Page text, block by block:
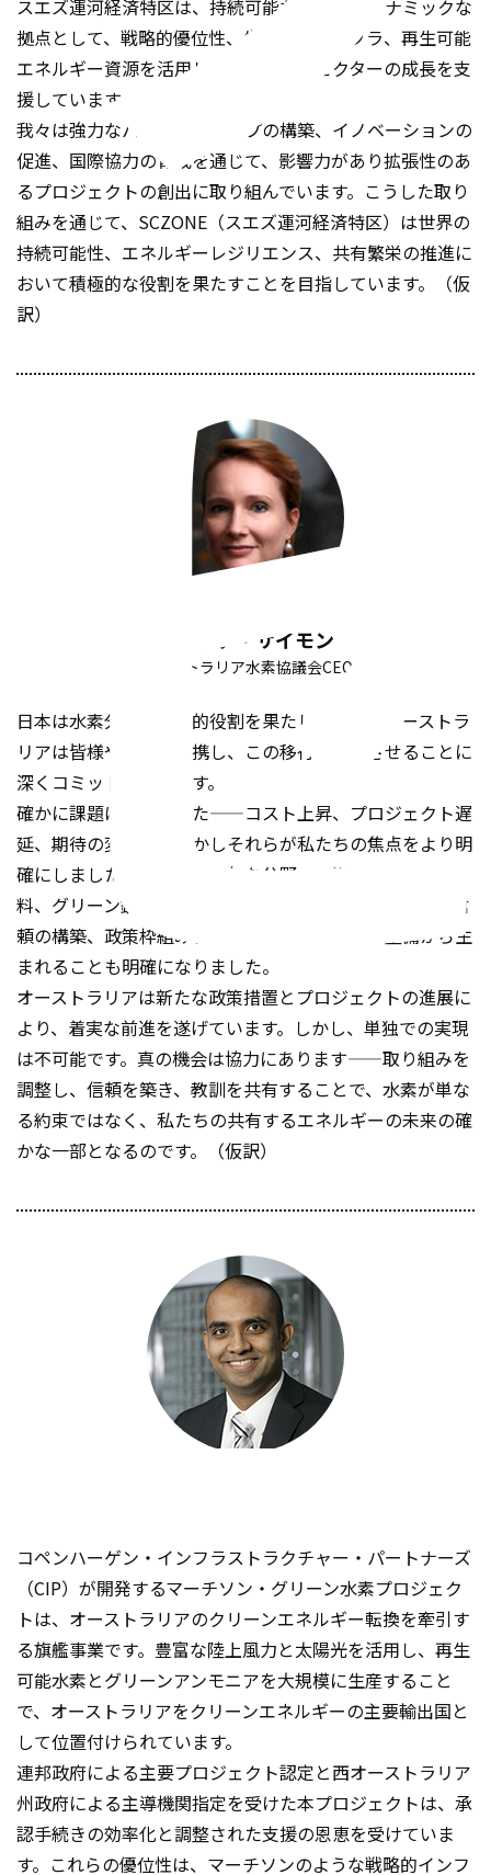
スエズ運河経済特区は、持続可能な産業のダイナミックな
拠点として、戦略的優位性、先進的なインフラ、再生可能
エネルギー資源を活用し、未来志向のセクターの成長を支
援しています。
我々は強力なパートナーシップの構築、イノベーションの
促進、国際協力の育成を通じて、影響力があり拡張性のあ
るプロジェクトの創出に取り組んでいます。こうした取り
組みを通じて、SCZONE（スエズ運河経済特区）は世界の
持続可能性、エネルギーレジリエンス、共有繁栄の推進に
おいて積極的な役割を果たすことを目指しています。（仮
訳）
フィオナ・サイモン
オーストラリア水素協議会CEO
日本は水素分野で主導的役割を果たしており、オーストラ
リアは皆様や他国と連携し、この移行を成功させることに
深くコミットしています。
確かに課題はありました——コスト上昇、プロジェクト遅
延、期待の変化——しかしそれらが私たちの焦点をより明
確にしました。水素が不可欠な分野——海運、航空、肥
料、グリーン鉄鋼——が今や明らかです。また、成功は信
頼の構築、政策枠組み、人々が頼れるインフラ整備から生
まれることも明確になりました。
オーストラリアは新たな政策措置とプロジェクトの進展に
より、着実な前進を遂げています。しかし、単独での実現
は不可能です。真の機会は協力にあります——取り組みを
調整し、信頼を築き、教訓を共有することで、水素が単な
る約束ではなく、私たちの共有するエネルギーの未来の確
かな一部となるのです。（仮訳）
コペンハーゲン・インフラストラクチャー・パートナーズ
（CIP）が開発するマーチソン・グリーン水素プロジェク
トは、オーストラリアのクリーンエネルギー転換を牽引す
る旗艦事業です。豊富な陸上風力と太陽光を活用し、再生
可能水素とグリーンアンモニアを大規模に生産すること
で、オーストラリアをクリーンエネルギーの主要輸出国と
して位置付けられています。
連邦政府による主要プロジェクト認定と西オーストラリア
州政府による主導機関指定を受けた本プロジェクトは、承
認手続きの効率化と調整された支援の恩恵を受けていま
す。これらの優位性は、マーチソンのような戦略的インフ